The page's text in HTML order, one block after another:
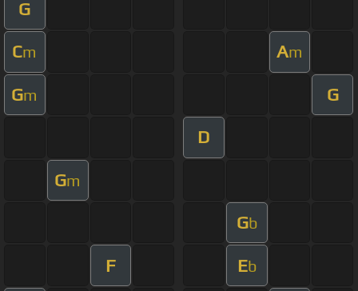
G
Cm Am
Gm G
D
Gm
Gb
F Eb